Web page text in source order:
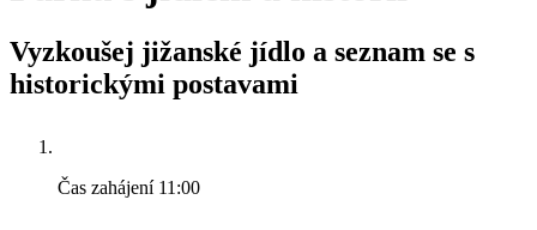
Vyzkoušej jižanské jídlo a seznam se s
historickými postavami
Čas zahájení 11:00